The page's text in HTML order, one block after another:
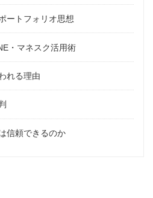
ートフォリオ思想
・マネスク活用術
れる理由
信頼できるのか